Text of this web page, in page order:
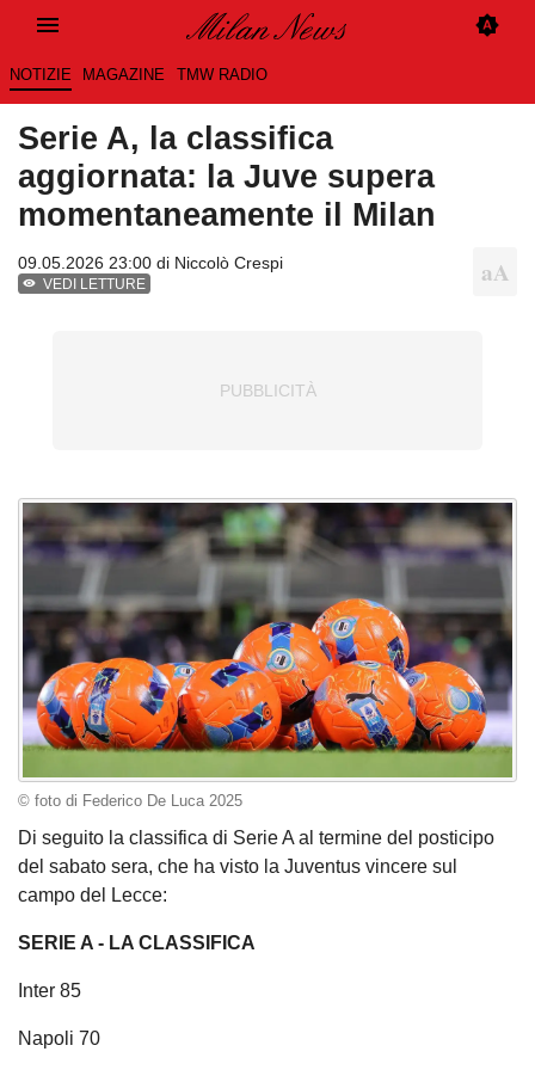
NOTIZIE MAGAZINE TMW RADIO
Serie A, la classifica
aggiornata: la Juve supera
momentaneamente il Milan
09.05.2026 23:00 di Niccolò Crespi
VEDI LETTURE
© foto di Federico De Luca 2025
Di seguito la classifica di Serie A al termine del posticipo
del sabato sera, che ha visto la Juventus vincere sul
campo del Lecce:
SERIE A - LA CLASSIFICA
Inter 85
Napoli 70